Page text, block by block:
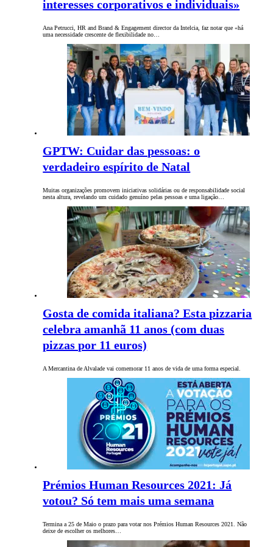
interesses corporativos e individuais»
Ana Petrucci, HR and Brand & Engagement director da Intelcia, faz notar que «há
uma necessidade crescente de flexibilidade no…
GPTW: Cuidar das pessoas: o
verdadeiro espírito de Natal
Muitas organizações promovem iniciativas solidárias ou de responsabilidade social
nesta altura, revelando um cuidado genuíno pelas pessoas e uma ligação…
Gosta de comida italiana? Esta pizzaria
celebra amanhã 11 anos (com duas
pizzas por 11 euros)
A Mercantina de Alvalade vai comemorar 11 anos de vida de uma forma especial.
Prémios Human Resources 2021: Já
votou? Só tem mais uma semana
Termina a 25 de Maio o prazo para votar nos Prémios Human Resources 2021. Não
deixe de escolher os melhores…